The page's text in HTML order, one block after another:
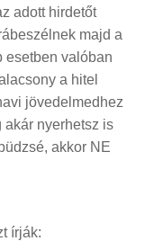
adott hirdetőt
majd a
esetben valóban
a hitel
jövedelmedhez
akár nyerhetsz is
akkor NE
írják: